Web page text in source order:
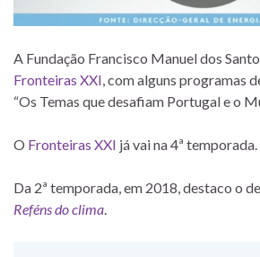
A Fundação Francisco Manuel dos
Fronteiras XXI, com alguns programas
“Os Temas que desafiam Portugal e o
O Fronteiras XXI já vai na 4ª temporada.
Da 2ª temporada, em 2018, destaco o
Reféns do clima.